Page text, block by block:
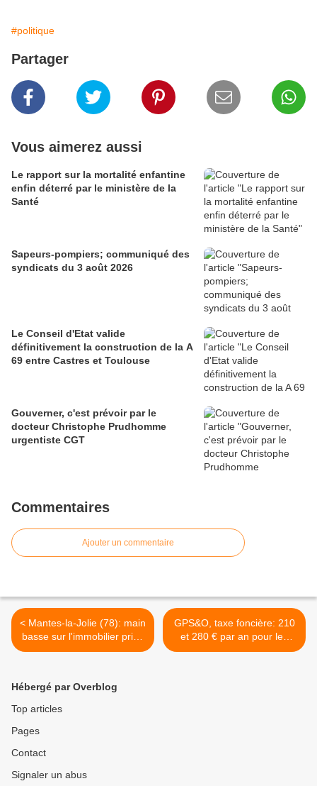
#politique
Partager
Vous aimerez aussi
Le rapport sur la mortalité enfantine
enfin déterré par le ministère de la
Santé
Sapeurs-pompiers; communiqué des
syndicats du 3 août 2026
Le Conseil d'Etat valide
définitivement la construction de la A
69 entre Castres et Toulouse
Gouverner, c'est prévoir par le
docteur Christophe Prudhomme
urgentiste CGT
Commentaires
Ajouter un commentaire
< Mantes-la-Jolie (78): main
basse sur l'immobilier privé
et locatif
GPS&O, taxe foncière: 210
et 280 € par an pour les
propriétaires d’appartement
Hébergé par Overblog
Top articles
Pages
Contact
Signaler un abus